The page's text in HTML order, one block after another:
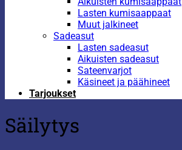
Lasten kumisaappaat
Muut jalkineet
Sadeasut
Lasten sadeasut
Aikuisten sadeasut
Sateenvarjot
Käsineet ja päähineet
Tarjoukset
Säilytys